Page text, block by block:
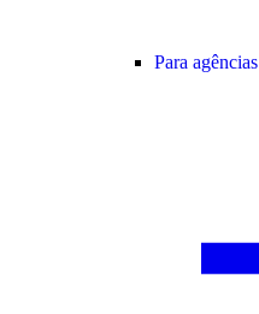
Para agências